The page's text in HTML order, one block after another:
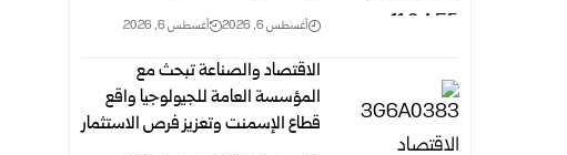
أغسطس 6, 2026 أغسطس 6, 2026
الاقتصاد والصناعة تبحث مع
المؤسسة العامة للجيولوجيا واقع
قطاع الإسمنت وتعزيز فرص الاستثمار